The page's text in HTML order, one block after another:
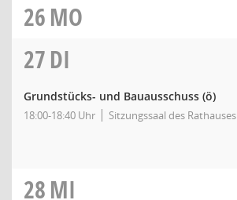
26MO
27DI
Grundstücks- und Bauausschuss (ö)
18:00-18:40 Uhr Sitzungssaal des Rathauses
28MI